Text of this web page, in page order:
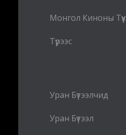
Монгол Киноны Түүх
Түрээс
Уран Бүтээлчид
Уран Бүтээл